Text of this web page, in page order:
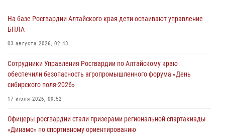
На базе Росгвардии Алтайского края дети осваивают управление
БПЛА
03 августа 2026, 02:43
Сотрудники Управления Росгвардии по Алтайскому краю
обеспечили безопасность агропромышленного форума «День
сибирского поля-2026»
17 июля 2026, 09:52
Офицеры росгвардии стали призерами региональной спартакиады
«Динамо» по спортивному ориентированию